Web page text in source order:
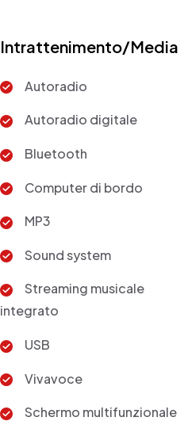
Intrattenimento/Media
Autoradio
Autoradio digitale
Bluetooth
Computer di bordo
MP3
Sound system
Streaming musicale
integrato
USB
Vivavoce
Schermo multifunzionale